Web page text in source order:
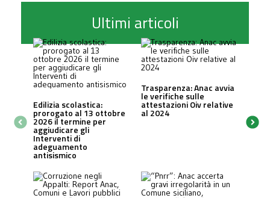
Ultimi articoli
Edilizia scolastica:
prorogato al 13 ottobre
2026 il termine per
aggiudicare gli
Interventi di
adeguamento
antisismico
Trasparenza: Anac avvia
le verifiche sulle
attestazioni Oiv relative
al 2024